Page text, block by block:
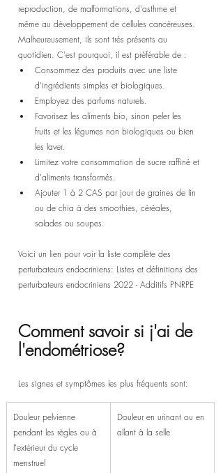
reproduction, de malformations, d'asthme et
même au développement de cellules cancéreuses.
Malheureusement, ils sont très présents au
quotidien. C'est pourquoi, il est préférable de :
Consommez des produits avec une liste
d'ingrédients simples et biologiques.
Employez des parfums naturels.
Favorisez les aliments bio, sinon peler les
fruits et les légumes non biologiques ou bien
les laver.
Limitez votre consommation de sucre raffiné et
d'aliments transformés.
Ajouter 1 à 2 CAS par jour de graines de lin
ou de chia à des smoothies, céréales,
salades ou soupes.
Voici un lien pour voir la liste complète des
perturbateurs endocriniens: Listes et définitions des
perturbateurs endocriniens 2022 - Additifs PNRPE
Comment savoir si j'ai de
l'endométriose?
Les signes et symptômes les plus fréquents sont:
Douleur pelvienne
pendant les règles ou à
l'extérieur du cycle
menstruel
Douleur en urinant ou en
allant à la selle